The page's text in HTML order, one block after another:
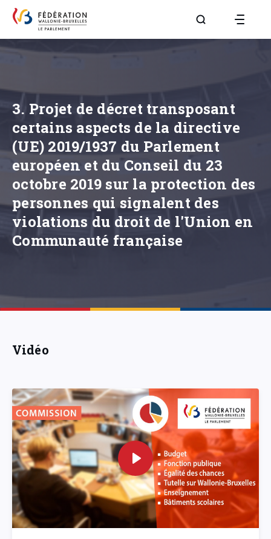
Aller à la page
3. Projet de décret transposant
certains aspects de la directive
(UE) 2019/1937 du Parlement
européen et du Conseil du 23
octobre 2019 sur la protection des
personnes qui signalent des
violations du droit de l'Union en
Communauté française
Vidéo